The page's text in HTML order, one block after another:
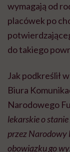
wymagają od
placówek po
do takiego
Jak podkreślił
Biura
Narodowego
lekarskie o
przez Narodowy
obowiązku go